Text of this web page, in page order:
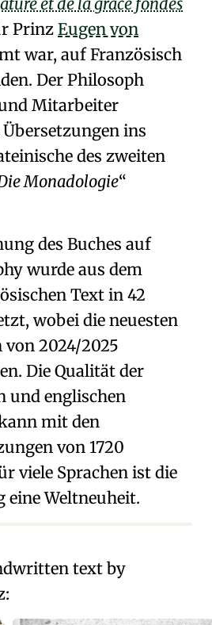
Prinz Eugen von
war, auf Französisch
. Der Philosoph
Mitarbeiter
Übersetzungen ins
des zweiten
Monadologie
des Buches auf
wurde aus dem
Text in 42
wobei die neuesten
2024/2025
Die Qualität der
und englischen
mit den
von 1720
viele Sprachen ist die
eine Weltneuheit.
text by